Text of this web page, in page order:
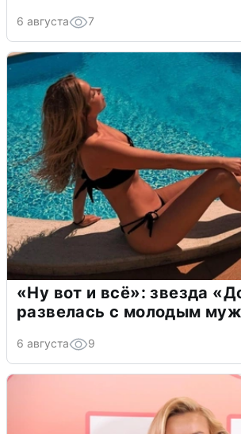
6 августа 7
«Ну вот и всё»: звезда
развелась с молодым
6 августа 9